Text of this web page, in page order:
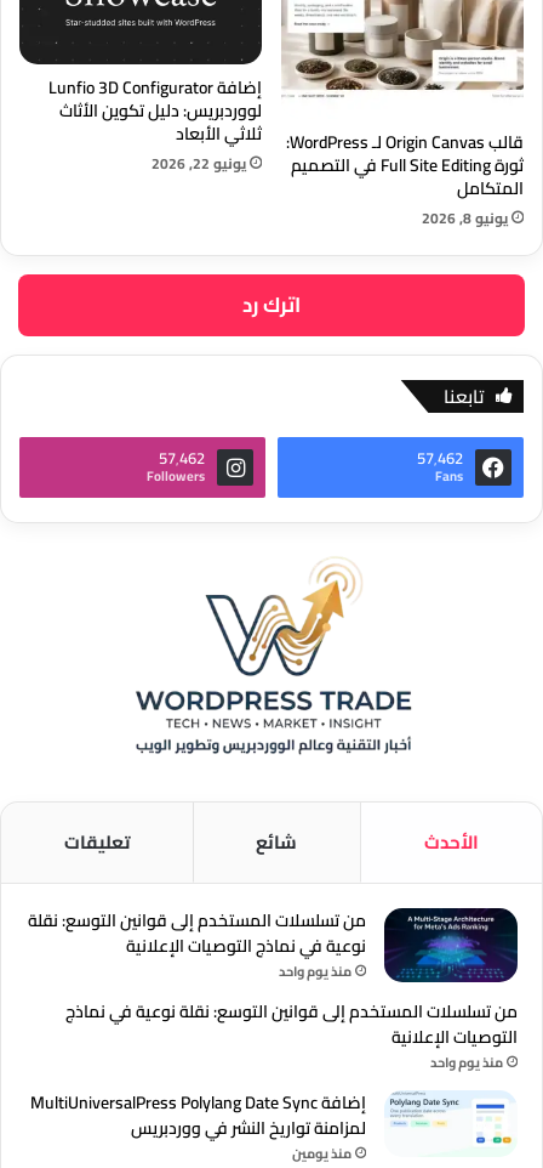
قالب Origin Canvas لـ WordPress:
ثورة Full Site Editing في التصميم
المتكامل
يونيو 8, 2026
إضافة Lunfio 3D Configurator
لووردبريس: دليل تكوين الأثاث
ثلاثي الأبعاد
يونيو 22, 2026
اترك رد
تابعنا
57٬462
Fans
57٬462
Followers
الأحدث شائع تعليقات
من تسلسلات المستخدم إلى قوانين التوسع: نقلة
نوعية في نماذج التوصيات الإعلانية
منذ يوم واحد
من تسلسلات المستخدم إلى قوانين التوسع: نقلة نوعية في نماذج
التوصيات الإعلانية
منذ يوم واحد
إضافة MultiUniversalPress Polylang Date Sync
لمزامنة تواريخ النشر في ووردبريس
منذ يومين